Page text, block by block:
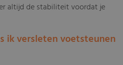
altijd de stabiliteit voordat je
ik versleten voetsteunen